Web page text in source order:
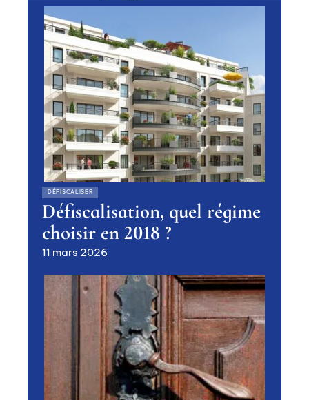
DÉFISCALISER
Défiscalisation, quel régime
choisir en 2018 ?
11 mars 2026